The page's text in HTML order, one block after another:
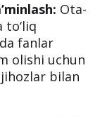
Ota-
fanlar
olishi uchun
bilan